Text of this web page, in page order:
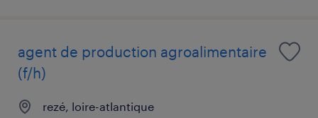
agent de production agroalimentaire
(f/h)
rezé, loire-atlantique